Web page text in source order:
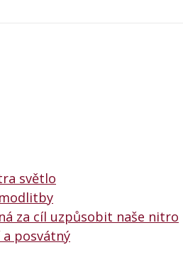
světlo
za cíl uzpůsobit naše nitro
posvátný